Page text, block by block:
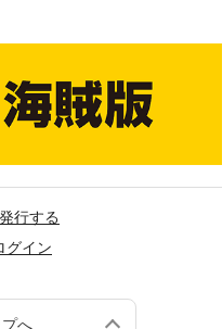
行する
グイン
へ